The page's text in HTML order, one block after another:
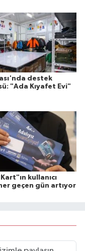
destek
"Ada Kıyafet Evi"
kullanıcı
her geçen gün artıyor